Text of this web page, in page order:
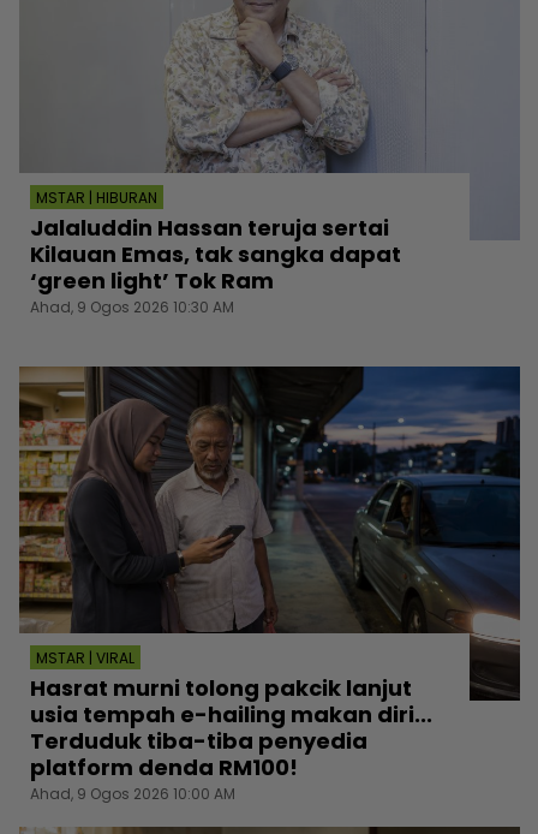
MSTAR | HIBURAN
Jalaluddin Hassan teruja sertai
Kilauan Emas, tak sangka dapat
‘green light’ Tok Ram
Ahad, 9 Ogos 2026 10:30 AM
MSTAR | VIRAL
Hasrat murni tolong pakcik lanjut
usia tempah e-hailing makan diri...
Terduduk tiba-tiba penyedia
platform denda RM100!
Ahad, 9 Ogos 2026 10:00 AM